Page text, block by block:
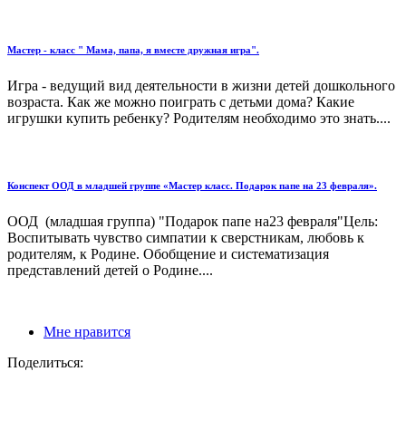
Мастер - класс " Мама, папа, я вместе дружная игра".
Игра - ведущий вид деятельности в жизни детей дошкольного
возраста. Как же можно поиграть с детьми дома? Какие
игрушки купить ребенку? Родителям необходимо это знать....
Конспект ООД в младшей группе «Мастер класс. Подарок папе на 23 февраля».
ООД (младшая группа) "Подарок папе на23 февраля"Цель:
Воспитывать чувство симпатии к сверстникам, любовь к
родителям, к Родине. Обобщение и систематизация
представлений детей о Родине....
Мне нравится
Поделиться: